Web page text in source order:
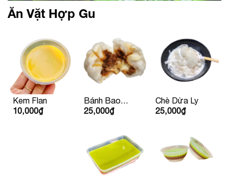
Ăn Vặt Hợp Gu
Kem Flan
10,000₫
Bánh Bao
Nhân Thịt Xá
25,000₫
Chè Dừa Ly
25,000₫